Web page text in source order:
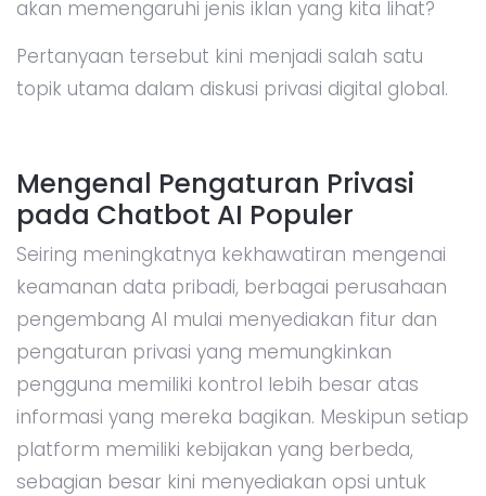
akan memengaruhi jenis iklan yang kita lihat?
Pertanyaan tersebut kini menjadi salah satu
topik utama dalam diskusi privasi digital global.
Mengenal Pengaturan Privasi
pada Chatbot AI Populer
Seiring meningkatnya kekhawatiran mengenai
keamanan data pribadi, berbagai perusahaan
pengembang AI mulai menyediakan fitur dan
pengaturan privasi yang memungkinkan
pengguna memiliki kontrol lebih besar atas
informasi yang mereka bagikan. Meskipun setiap
platform memiliki kebijakan yang berbeda,
sebagian besar kini menyediakan opsi untuk